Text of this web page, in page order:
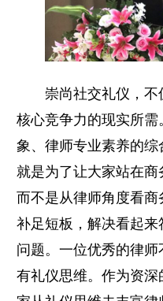
崇尚社交礼仪，
核心竞争力的现实所
象、律师专业素养的综
就是为了让大家站在商
而不是从律师角度看
补足短板，解决看起
问题。一位优秀的律
有礼仪思维。作为资